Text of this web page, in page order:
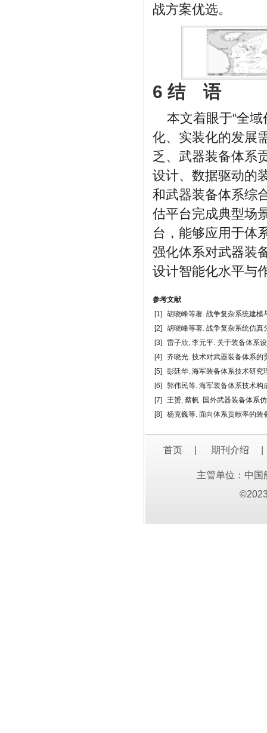
战方案优选。
6 结 语
本文着眼于“全
化、实装化的发展
乏、武器装备体系
设计、数据驱动的
和武器装备体系综
估平台完成典型场
台，能够应用于体
强化体系对武器装
设计智能化水平与
参考文献
[1]
胡晓峰等著. 战争复杂系统建模
[2]
胡晓峰等著. 战争复杂系统仿真
[3]
雷子欣, 李元平. 关于装备体系
[4]
齐晓光. 技术对武器装备体系的
[5]
彭廷华. 海军装备体系技术研究
[6]
郭伟民等. 海军装备体系技术构
[7]
王赟, 蔡帆. 国外武器装备体系
[8]
杨克巍等. 面向体系贡献率的